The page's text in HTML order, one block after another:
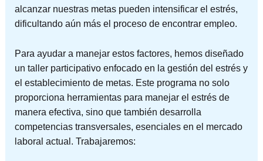
alcanzar nuestras metas pueden intensificar el estrés,
dificultando aún más el proceso de encontrar empleo.
Para ayudar a manejar estos factores, hemos diseñado
un taller participativo enfocado en la gestión del estrés y
el establecimiento de metas. Este programa no solo
proporciona herramientas para manejar el estrés de
manera efectiva, sino que también desarrolla
competencias transversales, esenciales en el mercado
laboral actual. Trabajaremos: